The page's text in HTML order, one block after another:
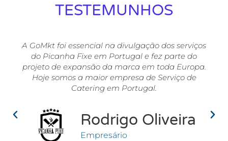
TESTEMUNHOS
A GoMkt foi essencial na divulgação dos serviços
do Picanha Fixe em Portugal e fez parte do
projeto de expansão da marca em toda Europa.
Hoje somos a maior empresa de Serviço de
Catering em Portugal.
Rodrigo Oliveira
Empresário